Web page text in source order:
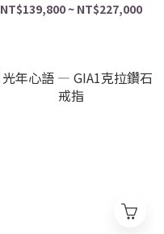
NT$139,800 ~ NT$227,000